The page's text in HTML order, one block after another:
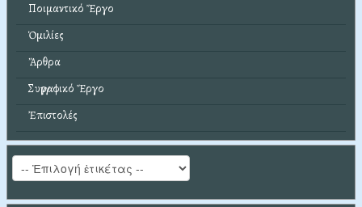
Ποιμαντικό Ἔργο
Ὁμιλίες
Ἄρθρα
Συγγραφικό Ἔργο
Ἐπιστολές